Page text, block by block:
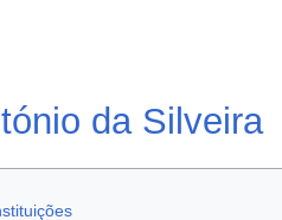
da Silveira